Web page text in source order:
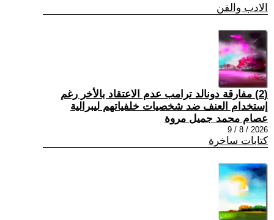
الادب والفن
(2) مفارقة دونالد ترامب عدم الاعتقاد بالأخر رغم
إستخدام العنف ضد شخصيات خلفياتهم ليبرالية
عصام محمد جميل مروة
2026 / 8 / 9
كتابات ساخرة